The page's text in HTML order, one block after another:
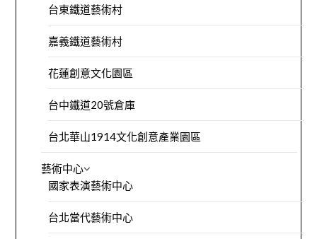
台東鐵道藝術村
嘉義鐵道藝術村
花蓮創意文化園區
台中鐵道20號倉庫
台北華山1914文化創意產業園區
藝術中心
國家表演藝術中心
台北當代藝術中心